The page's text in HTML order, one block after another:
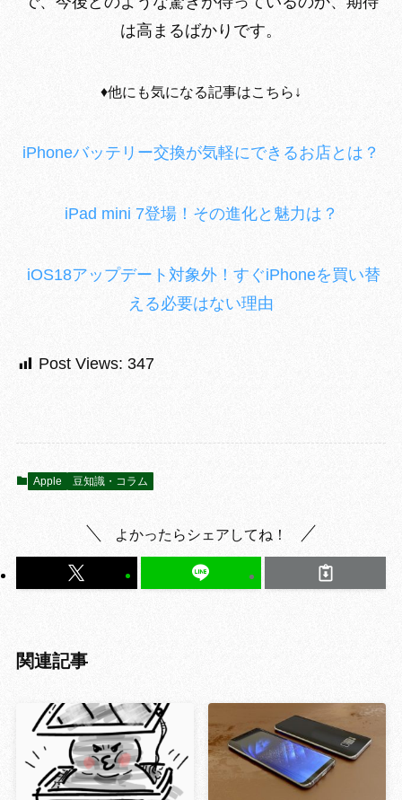
は高まるばかりです。
♦︎他にも気になる記事はこちら↓
iPhoneバッテリー交換が気軽にできるお店とは？
iPad mini 7登場！その進化と魅力は？
iOS18アップデート対象外！すぐiPhoneを買い替
える必要はない理由
Post Views: 347
Apple 豆知識・コラム
よかったらシェアしてね！
関連記事